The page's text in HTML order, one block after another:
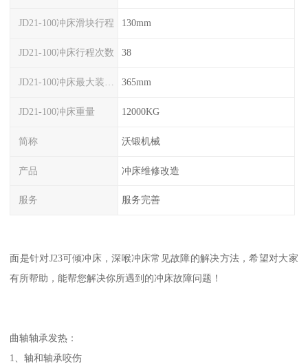
JD21-100冲床滑块行程 130mm
JD21-100冲床行程次数 38
365mm
JD21-100冲床重量 12000KG
简称 沃锻机械
产品 冲床维修改造
服务 服务完善
面是针对J23可倾冲床，深喉冲床常见故障的解决方法，希望对大家
有所帮助，能帮您解决你所遇到的冲床故障问题！
曲轴轴承发热：
1、轴和轴承咬伤